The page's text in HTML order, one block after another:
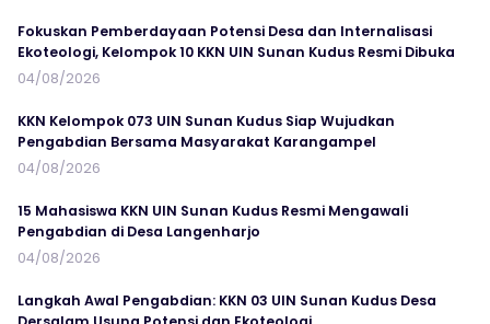
Fokuskan Pemberdayaan Potensi Desa dan Internalisasi
Ekoteologi, Kelompok 10 KKN UIN Sunan Kudus Resmi Dibuka
04/08/2026
KKN Kelompok 073 UIN Sunan Kudus Siap Wujudkan
Pengabdian Bersama Masyarakat Karangampel
04/08/2026
15 Mahasiswa KKN UIN Sunan Kudus Resmi Mengawali
Pengabdian di Desa Langenharjo
04/08/2026
Langkah Awal Pengabdian: KKN 03 UIN Sunan Kudus Desa